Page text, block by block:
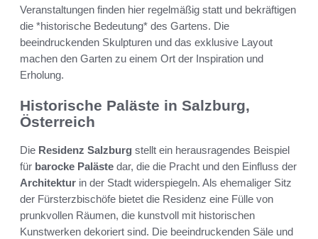
Veranstaltungen finden hier regelmäßig statt und bekräftigen
die *historische Bedeutung* des Gartens. Die
beeindruckenden Skulpturen und das exklusive Layout
machen den Garten zu einem Ort der Inspiration und
Erholung.
Historische Paläste in Salzburg,
Österreich
Die Residenz Salzburg stellt ein herausragendes Beispiel
für barocke Paläste dar, die die Pracht und den Einfluss der
Architektur in der Stadt widerspiegeln. Als ehemaliger Sitz
der Fürsterzbischöfe bietet die Residenz eine Fülle von
prunkvollen Räumen, die kunstvoll mit historischen
Kunstwerken dekoriert sind. Die beeindruckenden Säle und